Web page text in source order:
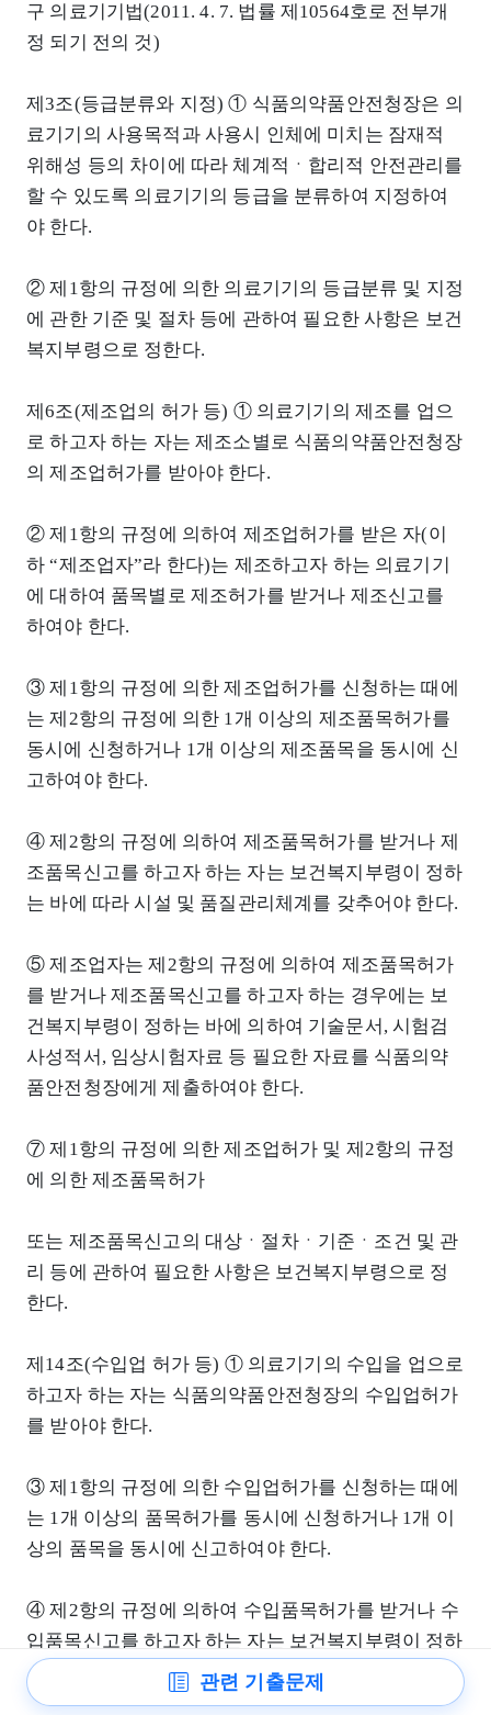
구 의료기기법(2011. 4. 7. 법률 제10564호로 전부개
정 되기 전의 것)
제3조(등급분류와 지정) ① 식품의약품안전청장은 의
료기기의 사용목적과 사용시 인체에 미치는 잠재적
위해성 등의 차이에 따라 체계적ㆍ합리적 안전관리를
할 수 있도록 의료기기의 등급을 분류하여 지정하여
야 한다.
② 제1항의 규정에 의한 의료기기의 등급분류 및 지정
에 관한 기준 및 절차 등에 관하여 필요한 사항은 보건
복지부령으로 정한다.
제6조(제조업의 허가 등) ① 의료기기의 제조를 업으
로 하고자 하는 자는 제조소별로 식품의약품안전청장
의 제조업허가를 받아야 한다.
② 제1항의 규정에 의하여 제조업허가를 받은 자(이
하 “제조업자”라 한다)는 제조하고자 하는 의료기기
에 대하여 품목별로 제조허가를 받거나 제조신고를
하여야 한다.
③ 제1항의 규정에 의한 제조업허가를 신청하는 때에
는 제2항의 규정에 의한 1개 이상의 제조품목허가를
동시에 신청하거나 1개 이상의 제조품목을 동시에 신
고하여야 한다.
④ 제2항의 규정에 의하여 제조품목허가를 받거나 제
조품목신고를 하고자 하는 자는 보건복지부령이 정하
는 바에 따라 시설 및 품질관리체계를 갖추어야 한다.
⑤ 제조업자는 제2항의 규정에 의하여 제조품목허가
를 받거나 제조품목신고를 하고자 하는 경우에는 보
건복지부령이 정하는 바에 의하여 기술문서, 시험검
사성적서, 임상시험자료 등 필요한 자료를 식품의약
품안전청장에게 제출하여야 한다.
⑦ 제1항의 규정에 의한 제조업허가 및 제2항의 규정
에 의한 제조품목허가
또는 제조품목신고의 대상ㆍ절차ㆍ기준ㆍ조건 및 관
리 등에 관하여 필요한 사항은 보건복지부령으로 정
한다.
제14조(수입업 허가 등) ① 의료기기의 수입을 업으로
하고자 하는 자는 식품의약품안전청장의 수입업허가
를 받아야 한다.
③ 제1항의 규정에 의한 수입업허가를 신청하는 때에
는 1개 이상의 품목허가를 동시에 신청하거나 1개 이
상의 품목을 동시에 신고하여야 한다.
④ 제2항의 규정에 의하여 수입품목허가를 받거나 수
입품목신고를 하고자 하는 자는 보건복지부령이 정하
는 바에 의하여 품질검사를 위한 시설 및 품질관리체
계를 갖추어야 한다. 다만, 보건복지부령이 정하는 경
관련 기출문제